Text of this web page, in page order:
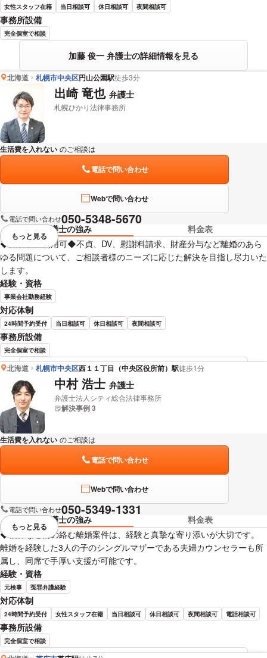
女性スタッフ在籍 当日相談可 休日相談可 夜間相談可
事務所設備
完全個室で相談
加藤 俊一 弁護士の詳細情報を見る
北海道 札幌市中央区円山公園駅徒歩3分
出崎 竜也 弁護士
札幌ひかり法律事務所
生活費を入れない のご相談は
電話で問い合わせ
Webで問い合わせ
電話で問い合わせ050-5348-5670
弁護士の強み
料金表
◆法テラス利用可◆不貞、DV、慰謝料請求、財産分与など離婚のあら
ゆる問題について、ご相談者様のニーズに応じた解決を目指し尽力いた
します。
経験・資格
事業会社勤務経験
対応体制
24時間予約受付 当日相談可 休日相談可 夜間相談可
事務所設備
完全個室で相談
出崎 竜也 弁護士の詳細情報を見る
視覚的に省略されている要素を
もっと見る
北海道 札幌市中央区西１１丁目（中央区役所前）駅徒歩1分
中村 浩士 弁護士
弁護士法人シティ総合法律事務所
解決事例 3
生活費を入れない のご相談は
電話で問い合わせ
Webで問い合わせ
電話で問い合わせ050-5349-1331
弁護士の強み
料金表
◆複雑な心情の絡む離婚案件は、経験と真摯な寄り添いが大切です。
離婚を経験した3人の子のシングルマザーである夫婦カウンセラーも所
属し、同席で手厚い支援が可能です。
経験・資格
元検事 冤罪弁護経験
対応体制
24時間予約受付 女性スタッフ在籍 当日相談可 休日相談可 夜間相談可 電話相談可
事務所設備
完全個室で相談
視覚的に省略されている要素を
もっと見る